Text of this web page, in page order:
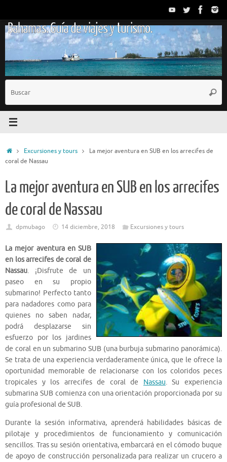
contenido
Bahamas. Guía de viajes y turismo.
InicioExcursiones y tours
La mejor aventura en SUB en los arrecifes de
coral de Nassau
La mejor aventura en SUB en los arrecifes
de coral de Nassau
dpmubago 14 diciembre, 2018 Excursiones y tours
La mejor aventura en SUB
en los arrecifes de coral de
Nassau. ¡Disfrute de un
paseo en su propio
submarino! Perfecto tanto
para nadadores como para
quienes no saben nadar,
podrá desplazarse sin
esfuerzo por los jardines
de coral en un submarino SUB (una burbuja submarino panorámica).
Se trata de una experiencia verdaderamente única, que le ofrece la
oportunidad memorable de relacionarse con los coloridos peces
tropicales y los arrecifes de coral de Nassau. Su experiencia
submarina SUB comienza con una orientación proporcionada por su
guía profesional de SUB.
Durante la sesión informativa, aprenderá habilidades básicas de
pilotaje y procedimientos de funcionamiento y comunicación
sencillos. Tras su sesión orientativa, embarcará en el cómodo buque
de apoyo de construcción personalizada para realizar un crucero a